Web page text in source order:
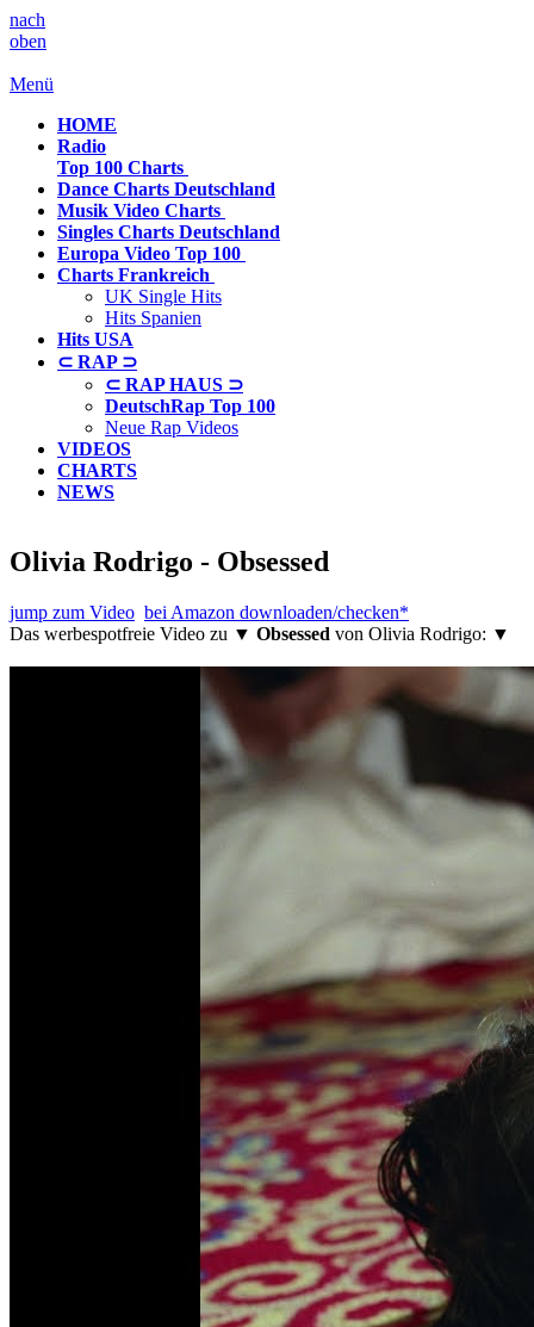
nach
oben
Menü
HOME
Radio
Top 100 Charts
Dance Charts Deutschland
Musik Video Charts
Singles Charts Deutschland
Europa Video Top 100
Charts Frankreich
UK Single Hits
Hits Spanien
Hits USA
⊂ RAP ⊃
⊂ RAP HAUS ⊃
DeutschRap Top 100
Neue Rap Videos
VIDEOS
CHARTS
NEWS
Olivia Rodrigo - Obsessed
jump zum Video bei Amazon downloaden/checken*
Das werbespotfreie Video zu ▼ Obsessed von Olivia Rodrigo: ▼